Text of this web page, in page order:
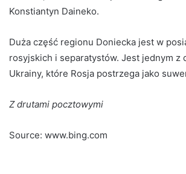
Konstiantyn Daineko.
Duża część regionu Doniecka jest w
rosyjskich i separatystów. Jest jednym z
Ukrainy, które Rosja postrzega jako
Z drutami pocztowymi
Source: www.bing.com